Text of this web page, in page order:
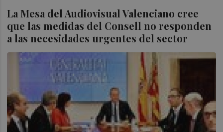
La Mesa del Audiovisual Valenciano cree
que las medidas del Consell no responden
a las necesidades urgentes del sector